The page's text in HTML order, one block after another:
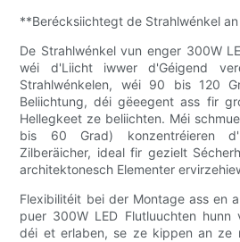
**Berécksiichtegt de Strahlwénkel
De Strahlwénkel vun enger 300W
wéi d'Liicht iwwer d'Géigend
Strahlwénkelen, wéi 90 bis 120
Beliichtung, déi gëeegent ass fir
Hellegkeet ze beliichten. Méi
bis 60 Grad) konzentréieren
Zilberäicher, ideal fir gezielt
architektonesch Elementer
Flexibilitéit bei der Montage ass en
puer 300W LED Flutluuchten hunn
déi et erlaben, se ze kippen an ze